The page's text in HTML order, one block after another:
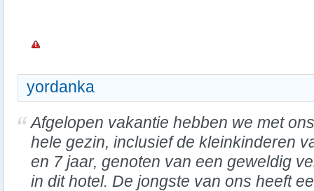
yordanka
Afgelopen vakantie hebben we met ons
hele gezin, inclusief de kleinkinderen
en 7 jaar, genoten van een geweldig
in dit hotel. De jongste van ons heeft